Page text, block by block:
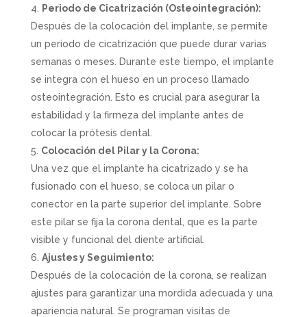
Periodo de Cicatrización (Osteointegración):
Después de la colocación del implante, se permite
un periodo de cicatrización que puede durar varias
semanas o meses. Durante este tiempo, el implante
se integra con el hueso en un proceso llamado
osteointegración. Esto es crucial para asegurar la
estabilidad y la firmeza del implante antes de
colocar la prótesis dental.
Colocación del Pilar y la Corona:
Una vez que el implante ha cicatrizado y se ha
fusionado con el hueso, se coloca un pilar o
conector en la parte superior del implante. Sobre
este pilar se fija la corona dental, que es la parte
visible y funcional del diente artificial.
Ajustes y Seguimiento:
Después de la colocación de la corona, se realizan
ajustes para garantizar una mordida adecuada y una
apariencia natural. Se programan visitas de